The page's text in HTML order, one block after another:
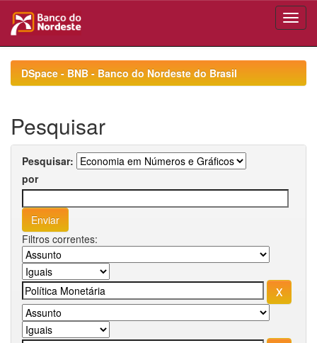
navigationDSpace - BNB - Banco do Nordeste do Brasil
Pesquisar
Pesquisar:
por
Filtros correntes: